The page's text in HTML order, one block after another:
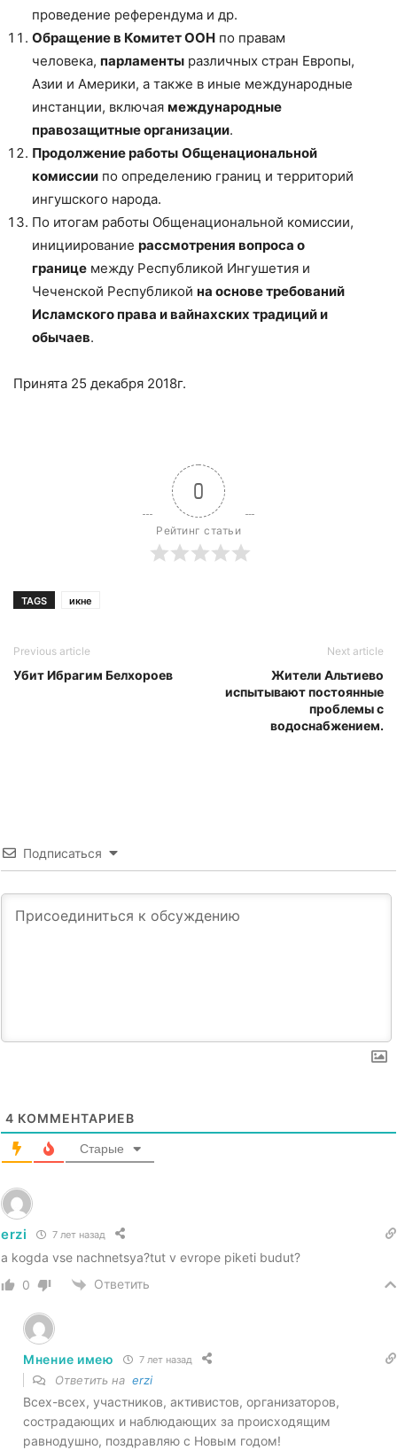
проведение референдума и др.
Обращение в Комитет ООН по правам
человека, парламенты различных стран Европы,
Азии и Америки, а также в иные международные
инстанции, включая международные
правозащитные организации.
Продолжение работы Общенациональной
комиссии по определению границ и территорий
ингушского народа.
По итогам работы Общенациональной комиссии,
инициирование рассмотрения вопроса о
границе между Республикой Ингушетия и
Чеченской Республикой на основе требований
Исламского права и вайнахских традиций и
обычаев.
Принята 25 декабря 2018г.
0
Рейтинг статьи
TAGS икне
Previous article
Убит Ибрагим Белхороев
Next article
Жители Альтиево
испытывают постоянные
проблемы с
водоснабжением.
Подписаться
4 КОММЕНТАРИЕВ
Старые
erzi 7 лет назад
a kogda vse nachnetsya?tut v evrope piketi budut?
0
Ответить
Мнение имею 7 лет назад
Ответить на erzi
Всех-всех, участников, активистов, организаторов,
сострадающих и наблюдающих за происходящим
равнодушно, поздравляю с Новым годом!